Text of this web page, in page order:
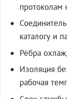
протоколам
каталогу и
Рёбра
Изоляция
рабочая